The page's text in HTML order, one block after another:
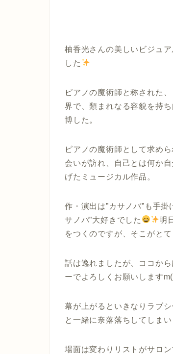
柚香光さんの美しいビジュ
した
ピアノの魔術師と称された
界で、類まれなる容貌を持
博した。
ピアノの魔術師として求め
会いが訪れ、自己とは何か
げたミュージカル作品。
作・演出は”カサノバ”も手
サノバ”大好きでした
明
をつくのですが、そこがとて
話は逸れましたが、ココから
ーでよろしくお願いします
幕が上がるといきなりラブ
と一緒に奈落落ちしてしまい
場面は変わりリストがサロ